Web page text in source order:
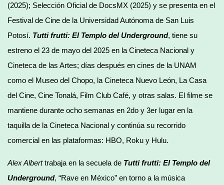
(2025); Selección Oficial de DocsMX (2025) y se presenta en el
Festival de Cine de la Universidad Autónoma de San Luis
Potosí. Tutti frutti: El Templo del Underground, tiene su
estreno el 23 de mayo del 2025 en la Cineteca Nacional y
Cineteca de las Artes; días después en cines de la UNAM
como el Museo del Chopo, la Cineteca Nuevo León, La Casa
del Cine, Cine Tonalá, Film Club Café, y otras salas. El filme se
mantiene durante ocho semanas en 2do y 3er lugar en la
taquilla de la Cineteca Nacional y continúa su recorrido
comercial en las plataformas: HBO, Roku y Hulu.
Alex Alberttrabaja en la secuela de Tutti frutti: El Templo del
Underground, “Rave en México” en torno a la música